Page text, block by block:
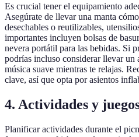
Es crucial tener el equipamiento
Asegúrate de llevar una manta
desechables o reutilizables,
importantes incluyen bolsas de
nevera portátil para las bebidas. Si
podrías incluso considerar llevar
música suave mientras te relajas.
clave, así que opta por asientos
4. Actividades y
Planificar actividades durante el